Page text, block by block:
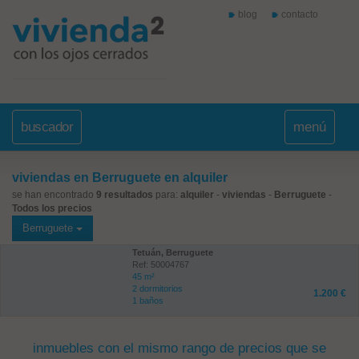
blog contacto
buscador menú
viviendas en Berruguete en alquiler
se han encontrado 9 resultados para: alquiler - viviendas - Berruguete -
Todos los precios
Berruguete
Tetuán, Berruguete
Ref: 50004767
45 m²
2 dormitorios
1 baños
1.200 €
inmuebles con el mismo rango de precios que se